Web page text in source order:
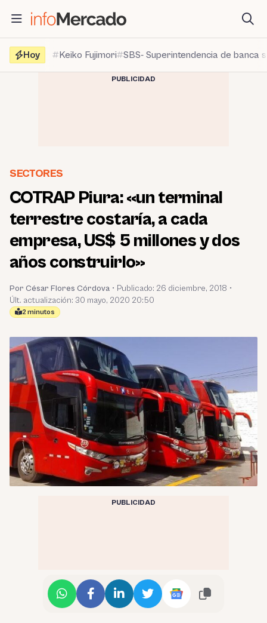
contenido
Hoy
Keiko Fujimori SBS- Superintendencia de banca
PUBLICIDAD
SECTORES
COTRAP Piura: «un terminal
terrestre costaría, a cada
empresa, US$ 5 millones y dos
años construirlo»
Por César Flores Córdova • Publicado: 26 diciembre, 2018 •
Últ. actualización: 30 mayo, 2020 20:50
2 minutos
PUBLICIDAD